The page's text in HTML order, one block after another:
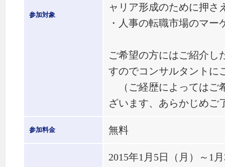
参加対象
ャリア形成のために押さ
・人事の転職市場のマ
ご希望の方にはご紹介し
すのでコンサルタントに
（ご経歴によってはご
ざいます、あらかじめご
参加料金 無料
2015年1月5日（月）～